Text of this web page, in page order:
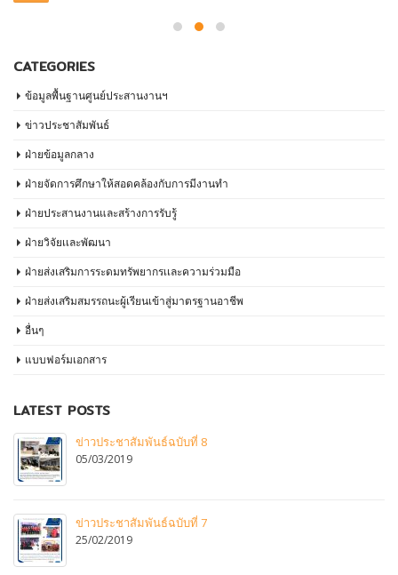
CATEGORIES
ข้อมูลพื้นฐานศูนย์ประสานงานฯ
ข่าวประชาสัมพันธ์
ฝ่ายข้อมูลกลาง
ฝ่ายจัดการศึกษาให้สอดคล้องกับการมีงานทำ
ฝ่ายประสานงานและสร้างการรับรู้
ฝ่ายวิจัยเเละพัฒนา
ฝ่ายส่งเสริมการระดมทรัพยากรเเละความร่วมมือ
ฝ่ายส่งเสริมสมรรถนะผู้เรียนเข้าสู่มาตรฐานอาชีพ
อื่นๆ
แบบฟอร์มเอกสาร
LATEST POSTS
ข่าวประชาสัมพันธ์ฉบับที่ 8
05/03/2019
ข่าวประชาสัมพันธ์ฉบับที่ 7
25/02/2019